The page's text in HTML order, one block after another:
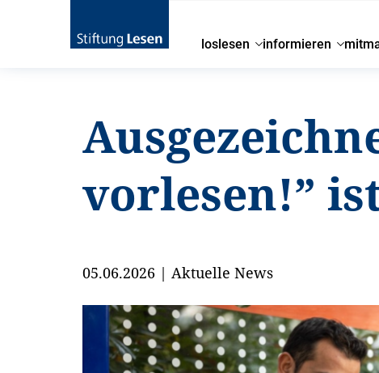
loslesen informieren
vorlesen!”
05.06.2026 |Aktuelle News